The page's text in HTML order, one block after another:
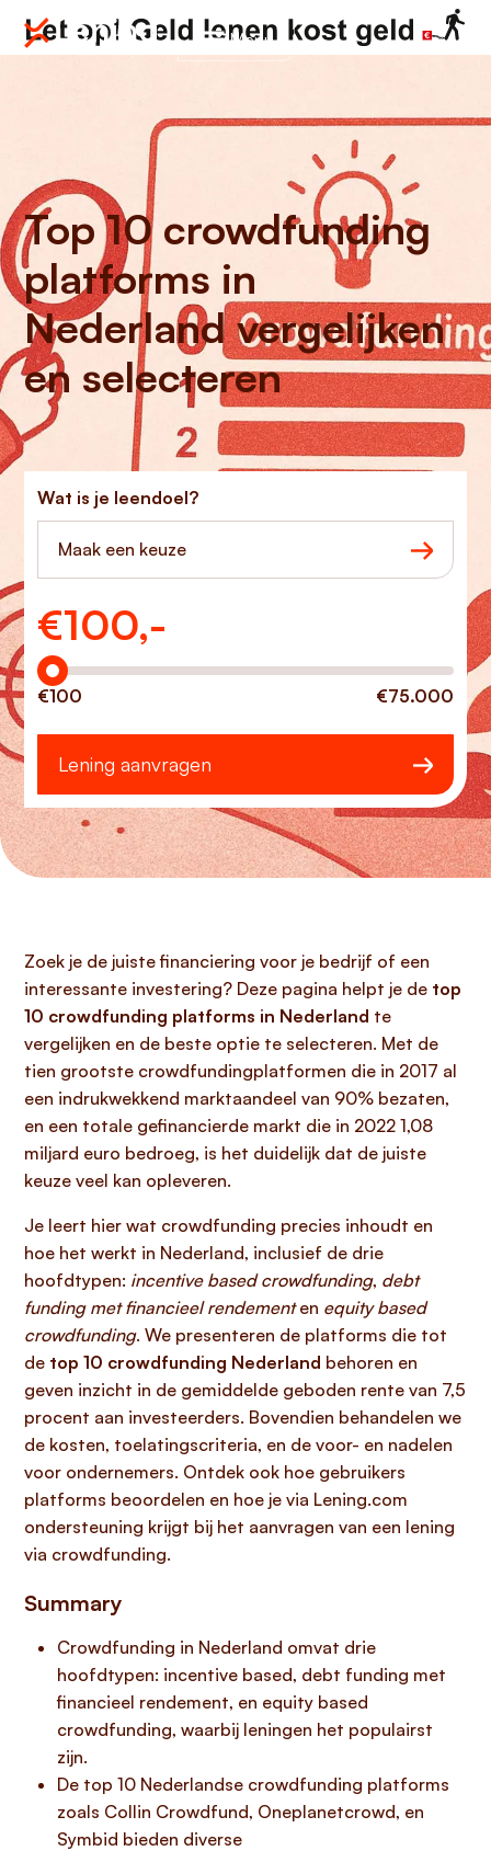
Menu
Top 10 crowdfunding
platforms in
Nederland vergelijken
en selecteren
Wat is je leendoel?
Maak een keuze
€100,-
Hoeveel wilt u lenen?
€100 €75.000
Lening aanvragen
Zoek je de juiste financiering voor je bedrijf of een
interessante investering? Deze pagina helpt je de top
10 crowdfunding platforms in Nederland te
vergelijken en de beste optie te selecteren. Met de
tien grootste crowdfundingplatformen die in 2017 al
een indrukwekkend marktaandeel van 90% bezaten,
en een totale gefinancierde markt die in 2022 1,08
miljard euro bedroeg, is het duidelijk dat de juiste
keuze veel kan opleveren.
Je leert hier wat crowdfunding precies inhoudt en
hoe het werkt in Nederland, inclusief de drie
hoofdtypen: incentive based crowdfunding, debt
funding met financieel rendementen equity based
crowdfunding. We presenteren de platforms die tot
de top 10 crowdfunding Nederland behoren en
geven inzicht in de gemiddelde geboden rente van 7,5
procent aan investeerders. Bovendien behandelen we
de kosten, toelatingscriteria, en de voor- en nadelen
voor ondernemers. Ontdek ook hoe gebruikers
platforms beoordelen en hoe je via Lening.com
ondersteuning krijgt bij het aanvragen van een lening
via crowdfunding.
Summary
Crowdfunding in Nederland omvat drie
hoofdtypen: incentive based, debt funding met
financieel rendement, en equity based
crowdfunding, waarbij leningen het populairst
zijn.
De top 10 Nederlandse crowdfunding platforms
zoals Collin Crowdfund, Oneplanetcrowd, en
Symbid bieden diverse